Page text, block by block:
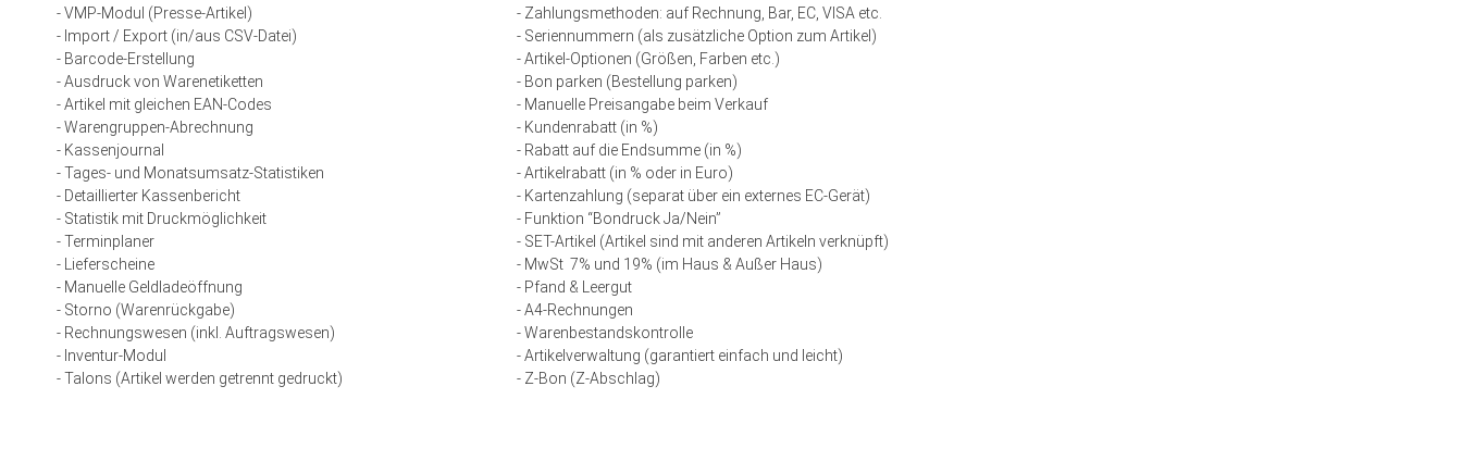
- VMP-Modul (Presse-Artikel)
- Import / Export (in/aus CSV-Datei)
- Barcode-Erstellung
- Ausdruck von Warenetiketten
- Artikel mit gleichen EAN-Codes
- Warengruppen-Abrechnung
- Kassenjournal
- Tages- und Monatsumsatz-Statistiken
- Detaillierter Kassenbericht
- Statistik mit Druckmöglichkeit
- Terminplaner
- Lieferscheine
- Manuelle Geldladeöffnung
- Storno (Warenrückgabe)
- Rechnungswesen (inkl. Auftragswesen)
- Inventur-Modul
- Talons (Artikel werden getrennt gedruckt)
- Zahlungsmethoden: auf Rechnung, Bar, EC, VISA etc.
- Seriennummern (als zusätzliche Option zum Artikel)
- Artikel-Optionen (Größen, Farben etc.)
- Bon parken (Bestellung parken)
- Manuelle Preisangabe beim Verkauf
- Kundenrabatt (in %)
- Rabatt auf die Endsumme (in %)
- Artikelrabatt (in % oder in Euro)
- Kartenzahlung (separat über ein externes EC-Gerät)
- Funktion “Bondruck Ja/Nein”
- SET-Artikel (Artikel sind mit anderen Artikeln verknüpft)
- MwSt 7% und 19% (im Haus & Außer Haus)
- Pfand & Leergut
- A4-Rechnungen
- Warenbestandskontrolle
- Artikelverwaltung (garantiert einfach und leicht)
- Z-Bon (Z-Abschlag)